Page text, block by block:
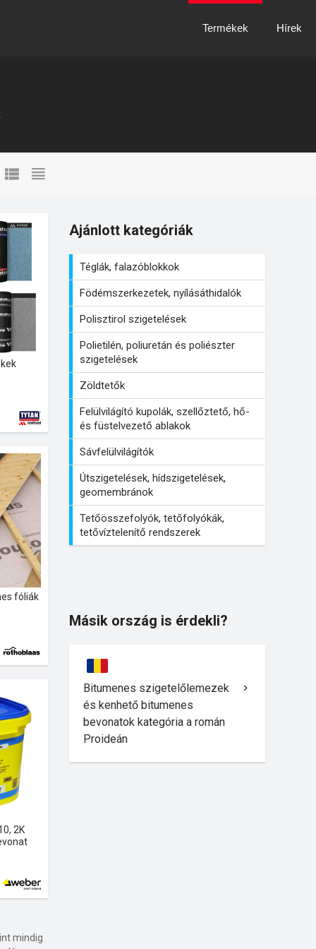
Termékek Hírek
fóliák
2K
Ajánlott kategóriák
Téglák, falazóblokkok
Födémszerkezetek, nyílásáthidalók
Polisztirol szigetelések
Polietilén, poliuretán és poliészter
szigetelések
Zöldtetők
Felülvilágító kupolák, szellőztető, hő-
és füstelvezető ablakok
Sávfelülvilágítók
Útszigetelések, hídszigetelések,
geomembránok
Tetőösszefolyók, tetőfolyókák,
tetővíztelenítő rendszerek
Másik ország is érdekli?
Bitumenes szigetelőlemezek
és kenhető bitumenes
bevonatok kategória a román
Proideán
mindig